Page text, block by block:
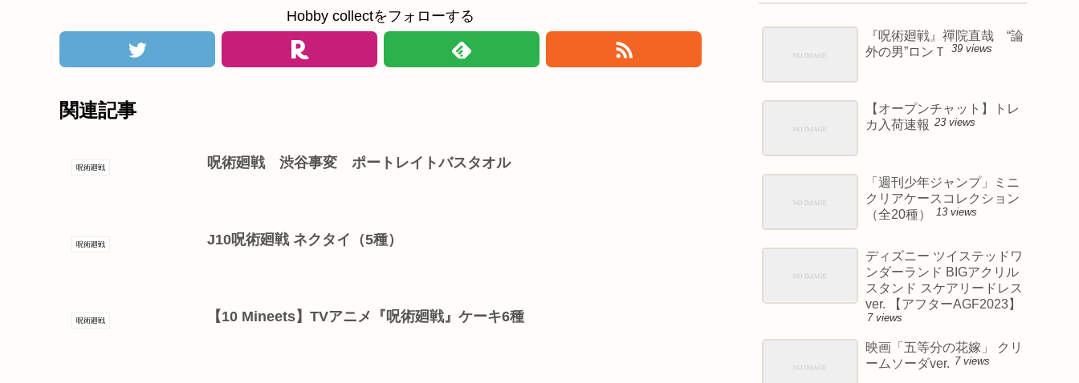
Hobby collectをフォローする
関連記事
呪術廻戦 呪術廻戦 渋谷事変 ポートレイトバスタオル
呪術廻戦 J10呪術廻戦 ネクタイ（5種）
呪術廻戦 【10 Mineets】TVアニメ『呪術廻戦』ケーキ6種
『呪術廻戦』禪院直哉 “論
外の男”ロンＴ
39 views
【オープンチャット】トレ
カ入荷速報 23 views
「週刊少年ジャンプ」ミニ
クリアケースコレクション
（全20種）
13 views
ディズニー ツイステッドワ
ンダーランド BIGアクリル
スタンド スケアリードレス
ver. 【アフターAGF2023】
7 views
映画「五等分の花嫁」 クリ
ームソーダver. 7 views